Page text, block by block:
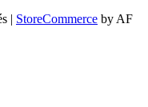
| StoreCommerce by AF